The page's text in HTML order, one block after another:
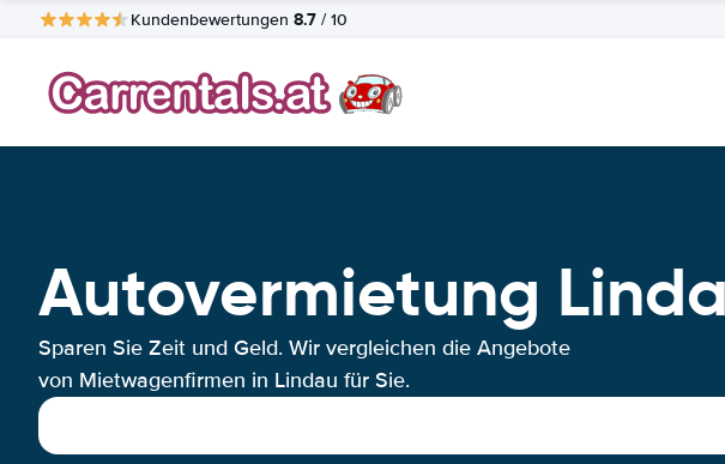
Kundenbewertungen 8.7 / 10
Autovermietung
Sparen Sie Zeit und Geld. Wir vergleichen die Angebote
von Mietwagenfirmen in Lindau für Sie.